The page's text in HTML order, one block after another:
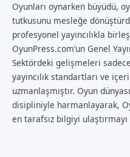
Oyunları oynarken büyüdü,
tutkusunu mesleğe
profesyonel yayıncılıkla
OyunPress.com’un Genel
Sektördeki gelişmeleri
yayıncılık standartları ve
uzmanlaşmıştır. Oyun
disipliniyle harmanlayarak,
en tarafsız bilgiyi